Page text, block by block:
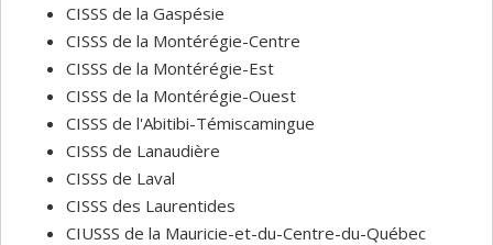
CISSS de la Gaspésie
CISSS de la Montérégie-Centre
CISSS de la Montérégie-Est
CISSS de la Montérégie-Ouest
CISSS de l'Abitibi-Témiscamingue
CISSS de Lanaudière
CISSS de Laval
CISSS des Laurentides
CIUSSS de la Mauricie-et-du-Centre-du-Québec